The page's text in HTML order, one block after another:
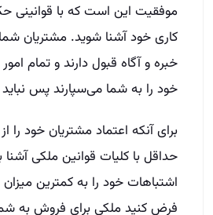
موفقیت این است که با قوانینی
کاری خود آشنا شوید. مشتریان
خبره و آگاه قبول دارند و تمام
خود را به شما می‌سپارند پس نباید
برای آنکه اعتماد مشتریان خود را
حداقل با کلیات قوانین ملکی آشنا
اشتباهات خود را به کمترین
فرض کنید ملکی برای فروش به